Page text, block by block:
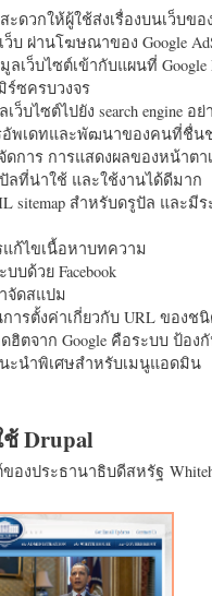
ดวกให้ผู้ใช้ส่งเรื่องบนเว็บขอ
บ ผ่านโฆษณาของ Google
เว็บไซต์เข้ากับแผนที่ Google
ซครบวงจร
ว็บไซต์ไปยัง search engine
อัพเดทและพัฒนาของคนที่ชื่น
การ การแสดงผลของหน้าตา
ลที่น่าใช้ และใช้งานได้ดีมาก
sitemap สำหรับดรูปัล และมีร
ก้ไขเนื้อหาบทความ
บบด้วย Facebook
จัดสแปม
ารตั้งค่าเกี่ยวกับ URL ของช
ฮิตจาก Google คือระบบ ป้อ
ะนำพิเศษสำหรับเมนูแอดมิน
Drupal
องประธานาธิบดีสหรัฐ